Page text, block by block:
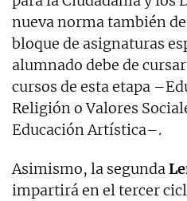
nueva norma también
bloque de asignaturas
alumnado debe de
cursos de esta etapa
Religión o Valores
Educación Artística–.
Asimismo, la segunda
impartirá en el tercer